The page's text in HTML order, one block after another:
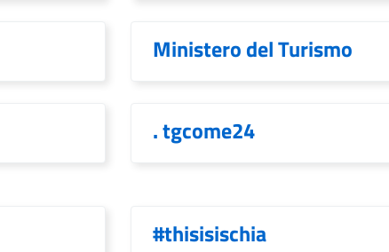
Ministero del Turismo
. tgcome24
#thisisischia